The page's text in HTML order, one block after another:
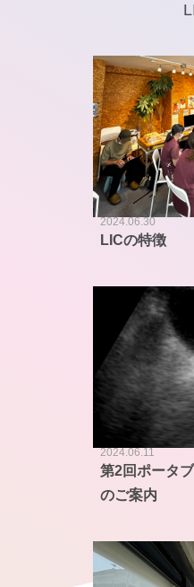
2024.06.30
LICの特徴
2024.06.11
第2回ポータ
のご案内